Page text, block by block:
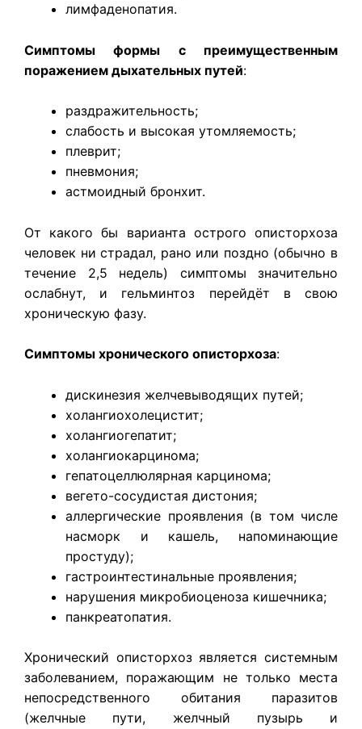
лимфаденопатия.
Симптомы формы с преимущественным
поражением дыхательных путей:
раздражительность;
слабость и высокая утомляемость;
плеврит;
пневмония;
астмоидный бронхит.
От какого бы варианта острого описторхоза
человек ни страдал, рано или поздно (обычно в
течение 2,5 недель) симптомы значительно
ослабнут, и гельминтоз перейдёт в свою
хроническую фазу.
Симптомы хронического описторхоза:
дискинезия желчевыводящих путей;
холангиохолецистит;
холангиогепатит;
холангиокарцинома;
гепатоцеллюлярная карцинома;
вегето-сосудистая дистония;
аллергические проявления (в том числе
насморк и кашель, напоминающие
простуду);
гастроинтестинальные проявления;
нарушения микробиоценоза кишечника;
панкреатопатия.
Хронический описторхоз является системным
заболеванием, поражающим не только места
непосредственного обитания паразитов
(желчные пути, желчный пузырь и